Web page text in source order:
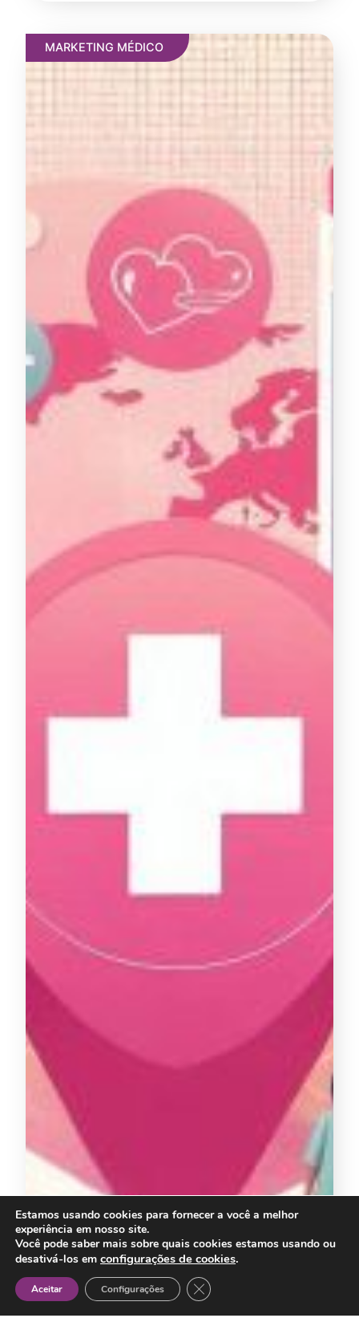
MARKETING MÉDICO
Estamos usando cookies para fornecer a você a melhor
experiência em nosso site.
Você pode saber mais sobre quais cookies estamos usando ou
desativá-los em configurações de cookies.
Aceitar Configurações Close GDPR Cookie Banner